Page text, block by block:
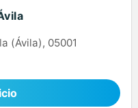
(Ávila), 05001